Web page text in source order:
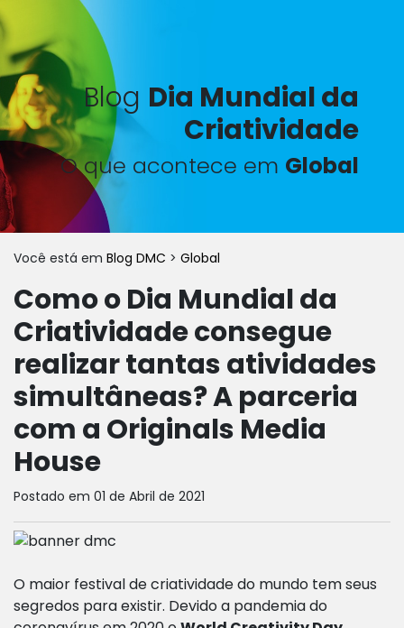
Blog Dia Mundial da
Criatividade
O que acontece em Global
Você está em Blog DMC > Global
Como o Dia Mundial da
Criatividade consegue
realizar tantas atividades
simultâneas? A parceria
com a Originals Media
House
Postado em 01 de Abril de 2021
O maior festival de criatividade do mundo tem seus
segredos para existir. Devido a pandemia do